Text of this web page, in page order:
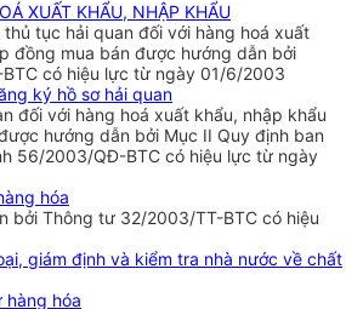
XUẤT KHẨU, NHẬP KHẨU
tục hải quan đối với hàng hoá xuất
đồng mua bán được hướng dẫn bởi
có hiệu lực từ ngày 01/6/2003
ký hồ sơ hải quan
đối với hàng hoá xuất khẩu, nhập khẩu
hướng dẫn bởi Mục II Quy định ban
56/2003/QĐ-BTC có hiệu lực từ ngày
hóa
bởi Thông tư 32/2003/TT-BTC có hiệu
giám định và kiểm tra nhà nước về chất
hàng hóa